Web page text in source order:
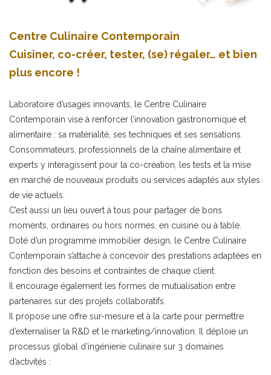
Centre Culinaire Contemporain
Cuisiner, co-créer, tester, (se) régaler… et bien
plus encore !
Laboratoire d’usages innovants, le Centre Culinaire
Contemporain vise à renforcer l’innovation gastronomique et
alimentaire : sa matérialité, ses techniques et ses sensations.
Consommateurs, professionnels de la chaîne alimentaire et
experts y interagissent pour la co-création, les tests et la mise
en marché de nouveaux produits ou services adaptés aux styles
de vie actuels.
C’est aussi un lieu ouvert à tous pour partager de bons
moments, ordinaires ou hors normes, en cuisine ou à table.
Doté d’un programme immobilier design, le Centre Culinaire
Contemporain s’attache à concevoir des prestations adaptées en
fonction des besoins et contraintes de chaque client.
Il encourage également les formes de mutualisation entre
partenaires sur des projets collaboratifs.
Il propose une offre sur-mesure et à la carte pour permettre
d’externaliser la R&D et le marketing/innovation. Il déploie un
processus global d’ingénierie culinaire sur 3 domaines
d’activités :